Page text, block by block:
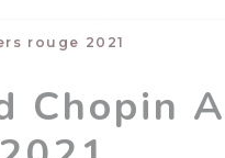
rouge 2021
Chopin